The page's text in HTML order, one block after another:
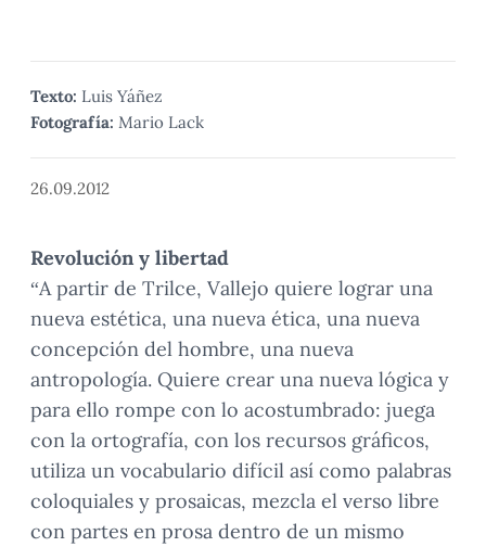
Texto: Luis Yáñez
Fotografía: Mario Lack
26.09.2012
Revolución y libertad
“A partir de Trilce, Vallejo quiere lograr una
nueva estética, una nueva ética, una nueva
concepción del hombre, una nueva
antropología. Quiere crear una nueva lógica y
para ello rompe con lo acostumbrado: juega
con la ortografía, con los recursos gráficos,
utiliza un vocabulario difícil así como palabras
coloquiales y prosaicas, mezcla el verso libre
con partes en prosa dentro de un mismo